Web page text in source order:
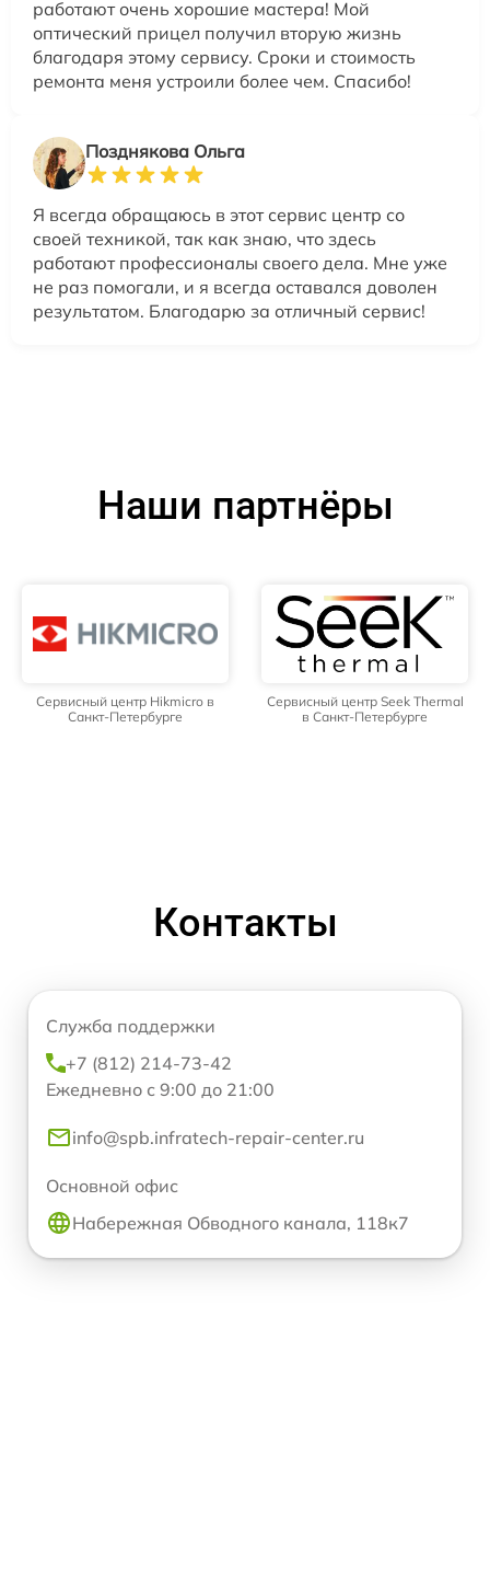
работают очень хорошие мастера! Мой
оптический прицел получил вторую жизнь
благодаря этому сервису. Сроки и стоимость
ремонта меня устроили более чем. Спасибо!
Позднякова Ольга
Я всегда обращаюсь в этот сервис центр со
своей техникой, так как знаю, что здесь
работают профессионалы своего дела. Мне уже
не раз помогали, и я всегда оставался доволен
результатом. Благодарю за отличный сервис!
Наши партнёры
Сервисный центр Hikmicro в
Санкт-Петербурге
Сервисный центр Seek Thermal
в Санкт-Петербурге
Контакты
Служба поддержки
+7 (812) 214-73-42
Ежедневно с 9:00 до 21:00
info@spb.infratech-repair-center.ru
Основной офис
Набережная Обводного канала, 118к7